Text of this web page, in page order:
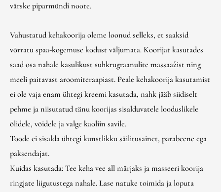
värske piparmündi noote.
Vahustatud kehakoorija oleme loonud selleks, et saaksid
võrratu spaa-kogemuse kodust väljumata. Koorijat kasutades
saad osa nahale kasulikust suhkrugraanulite massaažist ning
meeli paitavast aroomiteraapiast. Peale kehakoorija kasutamist
ei ole vaja enam ühtegi kreemi kasutada, nahk jääb siidiselt
pehme ja niisutatud tänu koorijas sisalduvatele looduslikele
õlidele, võidele ja valge kaoliin savile.
Toode ei sisalda ühtegi kunstlikku säilitusainet, parabeene ega
paksendajat.
Kuidas kasutada: Tee keha vee all märjaks ja masseeri koorija
ringjate liigutustega nahale. Lase natuke toimida ja loputa